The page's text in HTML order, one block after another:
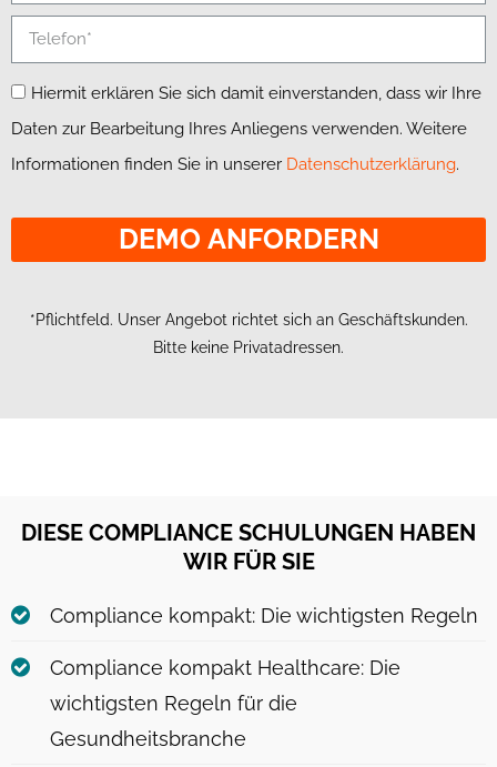
Hiermit erklären Sie sich damit einverstanden, dass wir Ihre
Daten zur Bearbeitung Ihres Anliegens verwenden. Weitere
Informationen finden Sie in unserer Datenschutzerklärung.
DEMO ANFORDERN
*Pflichtfeld. Unser Angebot richtet sich an Geschäftskunden.
Bitte keine Privatadressen.
DIESE COMPLIANCE SCHULUNGEN HABEN
WIR FÜR SIE
Compliance kompakt: Die wichtigsten Regeln
Compliance kompakt Healthcare: Die
wichtigsten Regeln für die
Gesundheitsbranche